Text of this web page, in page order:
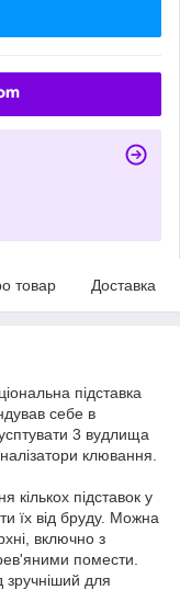
товар Доставка
підставка
себе в
3 вудлища
клювання.
кількох підставок у
їх від бруду. Можна
включно з
помести.
зручніший для